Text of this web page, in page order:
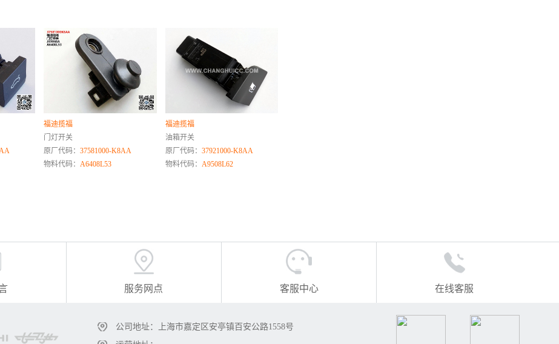
福迪揽福
门灯开关
原厂代码： 37581000-K8AA
物料代码： A6408L53
福迪揽福
油箱开关
原厂代码： 37921000-K8AA
物料代码：
A9508L62
服务网点 客服中心 在线客服
公司地址：上海市嘉定区安亭镇百安公路1558号